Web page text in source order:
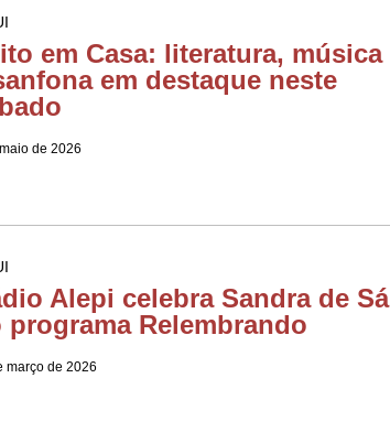
em Casa: literatura, música
em destaque neste
de 2026
Alepi celebra Sandra de Sá
programa Relembrando
março de 2026